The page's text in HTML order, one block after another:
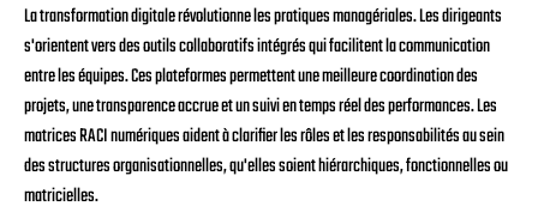
La transformation digitale révolutionne les pratiques managériales. Les dirigeants
s'orientent vers des outils collaboratifs intégrés qui facilitent la communication
entre les équipes. Ces plateformes permettent une meilleure coordination des
projets, une transparence accrue et un suivi en temps réel des performances. Les
matrices RACI numériques aident à clarifier les rôles et les responsabilités au sein
des structures organisationnelles, qu'elles soient hiérarchiques, fonctionnelles ou
matricielles.